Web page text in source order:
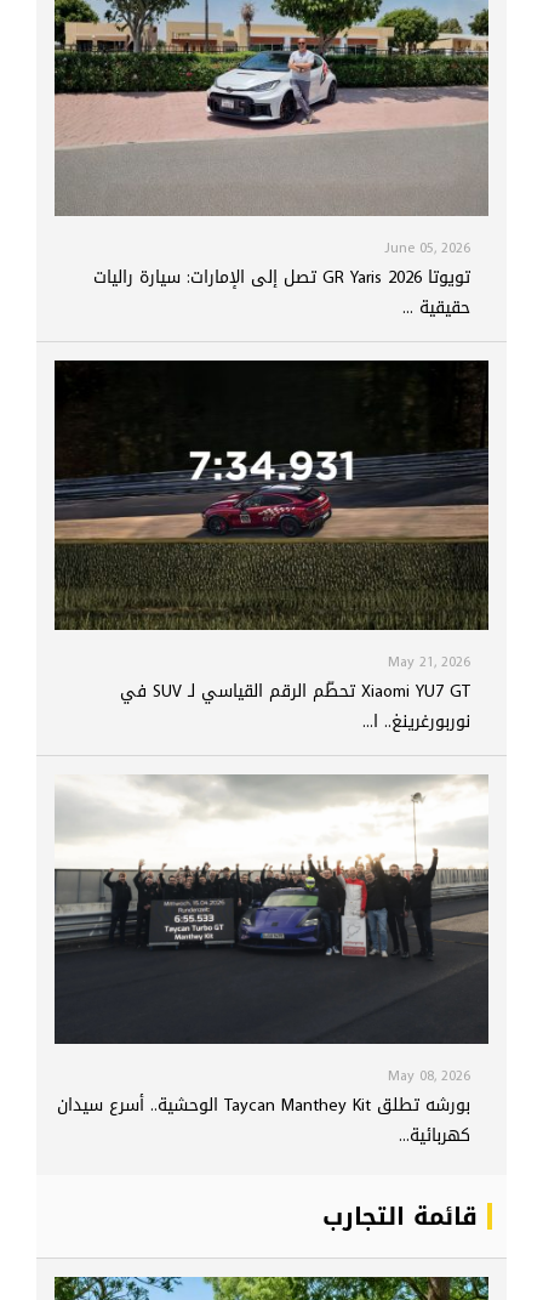
June 05, 2026
تويوتا GR Yaris 2026 تصل إلى الإمارات: سيارة راليات
حقيقية ...
May 21, 2026
Xiaomi YU7 GT تحطّم الرقم القياسي لـ SUV في
نوربورغرينغ.. ا...
May 08, 2026
بورشه تطلق Taycan Manthey Kit الوحشية.. أسرع سيدان
كهربائية...
قائمة التجارب